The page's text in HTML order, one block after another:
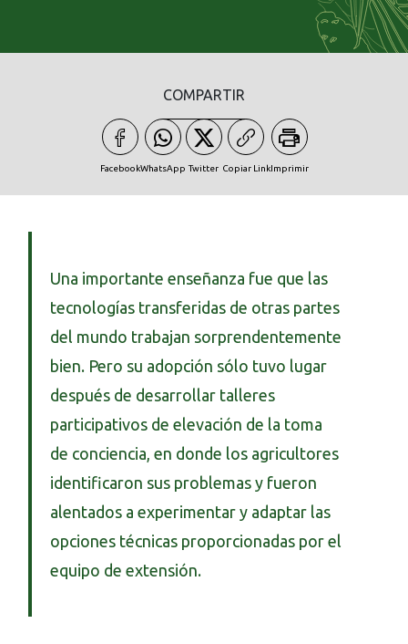
COMPARTIR
FacebookWhatsApp Twitter Copiar LinkImprimir
Una importante enseñanza fue que las
tecnologías transferidas de otras partes
del mundo trabajan sorprendentemente
bien. Pero su adopción sólo tuvo lugar
después de desarrollar talleres
participativos de elevación de la toma
de conciencia, en donde los agricultores
identificaron sus problemas y fueron
alentados a experimentar y adaptar las
opciones técnicas proporcionadas por el
equipo de extensión.